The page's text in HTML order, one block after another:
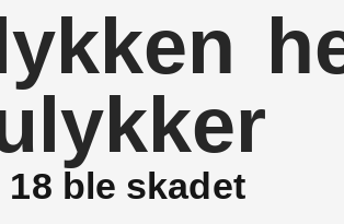
ble skadet